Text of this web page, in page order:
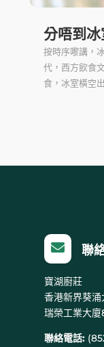
分唔到
按時序嚟講，
代，西方飲食
食，冰室橫空
 聯
寶湖廚莊
香港新界葵涌
瑞榮工業大廈
聯絡電話: